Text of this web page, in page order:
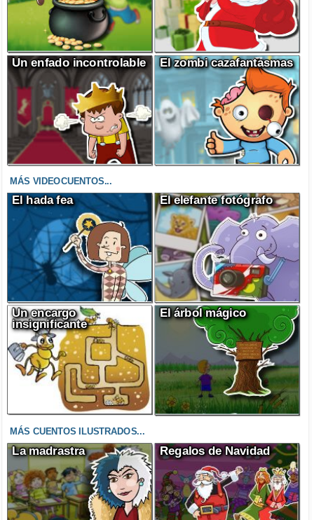
Un enfado incontrolable El zombi cazafantasmas
MÁS VIDEOCUENTOS...
El hada fea El elefante fotógrafo
Un encargo
insignificante
El árbol mágico
MÁS CUENTOS ILUSTRADOS...
La madrastra Regalos de Navidad